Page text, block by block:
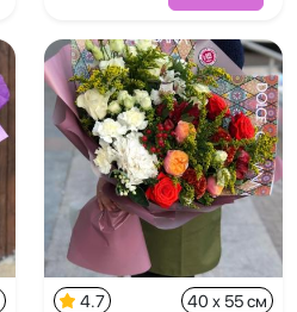
4.7 40 x 55 см